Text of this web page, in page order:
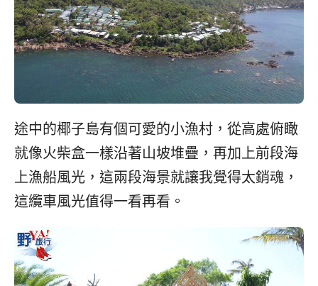
途中的椰子島有個可愛的小漁村，從高處俯瞰
就像火柴盒一樣沿著山坡堆疊，再加上前段海
上漁船風光，這兩段海景就讓我覺得太銷魂，
這纜車風光值得一看再看。